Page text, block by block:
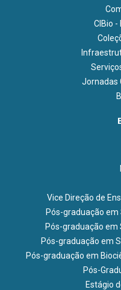
CIBio
Jornadas
Vice Direção de
Pós-graduação
Pós-graduação em
Pós-graduação em
Pós-graduação em
Pós-
Estágio